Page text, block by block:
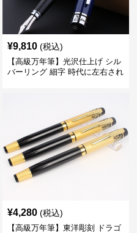
¥9,810 (税込)
【高級万年筆】光沢仕上げ シル
バーリング 細字 時代に左右され
¥4,280 (税込)
【高級万年筆】東洋彫刻 ドラゴ